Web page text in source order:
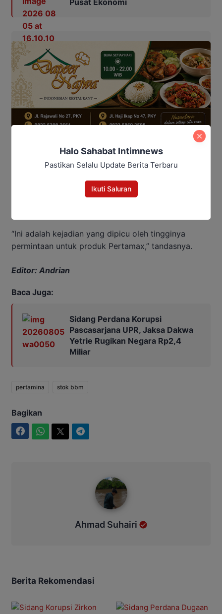
Isfahani menambahkan, antrean panjang BBM yang
terjadi belakangan ini lebih dipicu meningkatnya
permintaan Pertamax dan bukan karena kelangkaan
“Ini adalah kejadian yang dipicu oleh tingginya
permintaan untuk produk Pertamax,” tandasnya.
Editor: Andrian
Baca Juga:
Sidang Perdana Korupsi
Pascasarjana UPR, Jaksa Dakwa
Yetrie Rugikan Negara Rp2,4
Miliar
pertamina stok bbm
Bagikan
Ahmad Suhairi
Berita Rekomendasi
Halo Sahabat Intimnews
Pastikan Selalu Update Berita Terbaru
Ikuti Saluran